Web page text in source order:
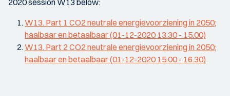
2020 session W13 below:
W13. Part 1 CO2 neutrale energievoorziening in 2050;
haalbaar en betaalbaar (01-12-2020 13.30 - 15.00)
W13. Part 2 CO2 neutrale energievoorziening in 2050;
haalbaar en betaalbaar (01-12-2020 15.00 - 16.30)